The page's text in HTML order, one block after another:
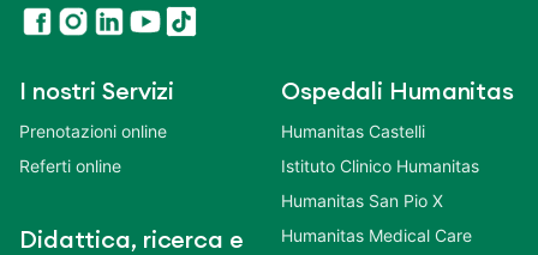
I nostri Servizi
Prenotazioni online
Referti online
Didattica, ricerca e
Ospedali Humanitas
Humanitas Castelli
Istituto Clinico Humanitas
Humanitas San Pio X
Humanitas Medical Care